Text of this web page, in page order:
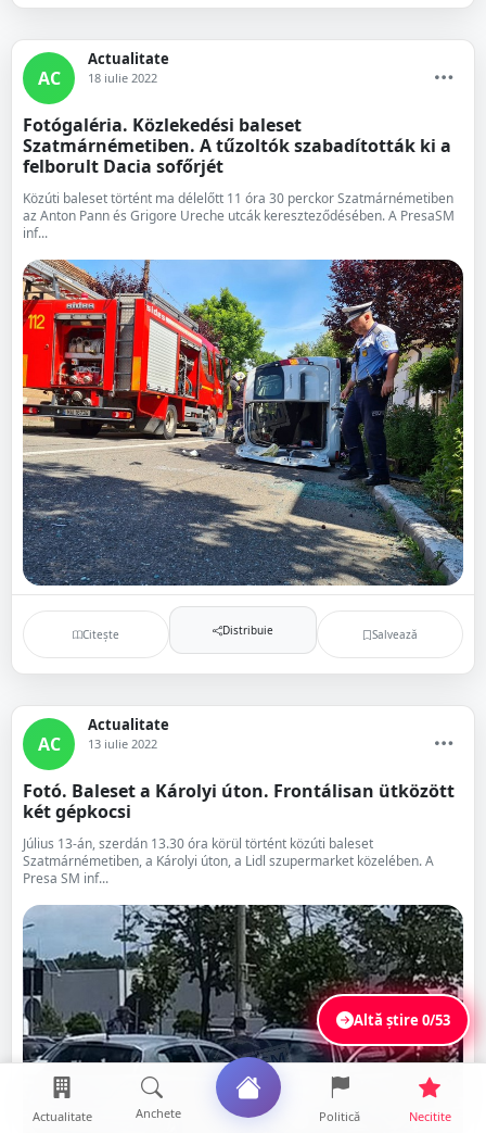
AC
Actualitate
18 iulie 2022
Fotógaléria. Közlekedési baleset
Szatmárnémetiben. A tűzoltók szabadították ki a
felborult Dacia sofőrjét
Közúti baleset történt ma délelőtt 11 óra 30 perckor Szatmárnémetiben
az Anton Pann és Grigore Ureche utcák kereszteződésében. A PresaSM
inf...
Citește Distribuie Salvează
AC
Actualitate
13 iulie 2022
Fotó. Baleset a Károlyi úton. Frontálisan ütközött
két gépkocsi
Július 13-án, szerdán 13.30 óra körül történt közúti baleset
Szatmárnémetiben, a Károlyi úton, a Lidl szupermarket közelében. A
Presa SM inf...
Altă știre0/53
Actualitate Anchete Politică Necitite